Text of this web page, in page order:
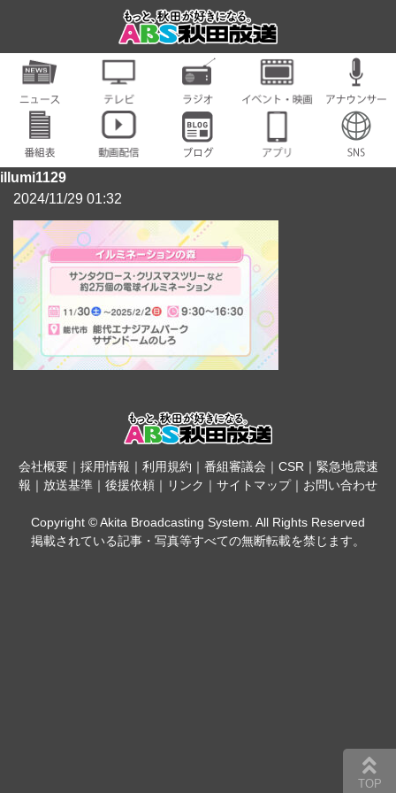
illumi1129
2024/11/29 01:32
会社概要｜ 採用情報 ｜ 利用規約 ｜ 番組審議会 ｜ CSR｜ 緊急地震速
報 ｜ 放送基準 ｜ 後援依頼 ｜ リンク ｜ サイトマップ｜ お問い合わせ
Copyright © Akita Broadcasting System. All Rights Reserved
掲載されている記事・写真等すべての無断転載を禁じます。